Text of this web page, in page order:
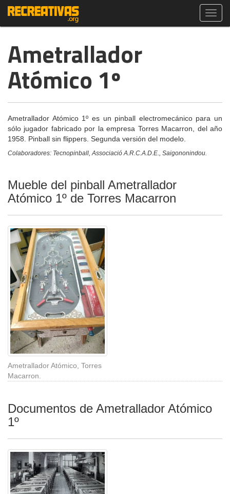
Ametrallador
Atómico 1º
Ametrallador Atómico 1º es un pinball electromecánico para un
sólo jugador fabricado por la empresa Torres Macarron, del año
1958. Pinball sin flippers. Segunda versión del modelo.
Colaboradores: Tecnopinball, Associació A.R.C.A.D.E., Saigononindou.
Mueble del pinball Ametrallador
Atómico 1º de Torres Macarron
Ametrallador Atómico, Torres
Macarron.
Documentos de Ametrallador Atómico
1º